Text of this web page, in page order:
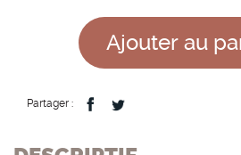
Ajouter au
Partager :